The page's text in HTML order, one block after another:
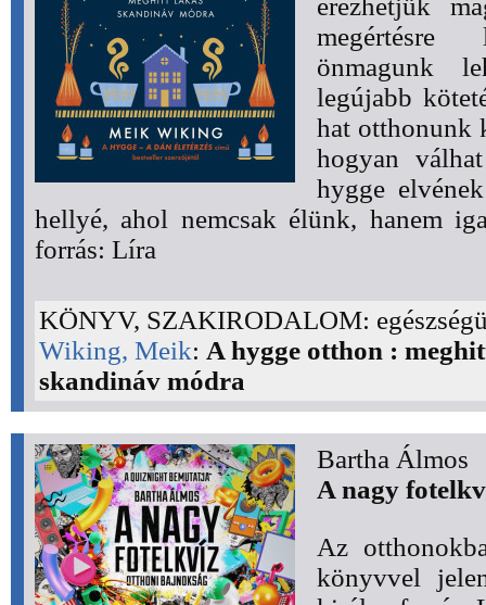
érezhetjük
önmagunk
legújabb
hat otthonunk
hogyan
hygge
hellyé, ahol nemcsak élünk, hanem
forrás: Líra
KÖNYV, SZAKIRODALOM:
Wiking, Meik: A hygge otthon :
skandináv módra
Bartha Álmos
A nagy
Az
könyvvel